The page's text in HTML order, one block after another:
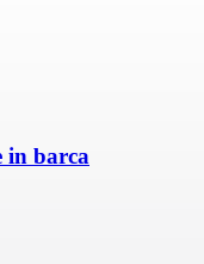
in barca